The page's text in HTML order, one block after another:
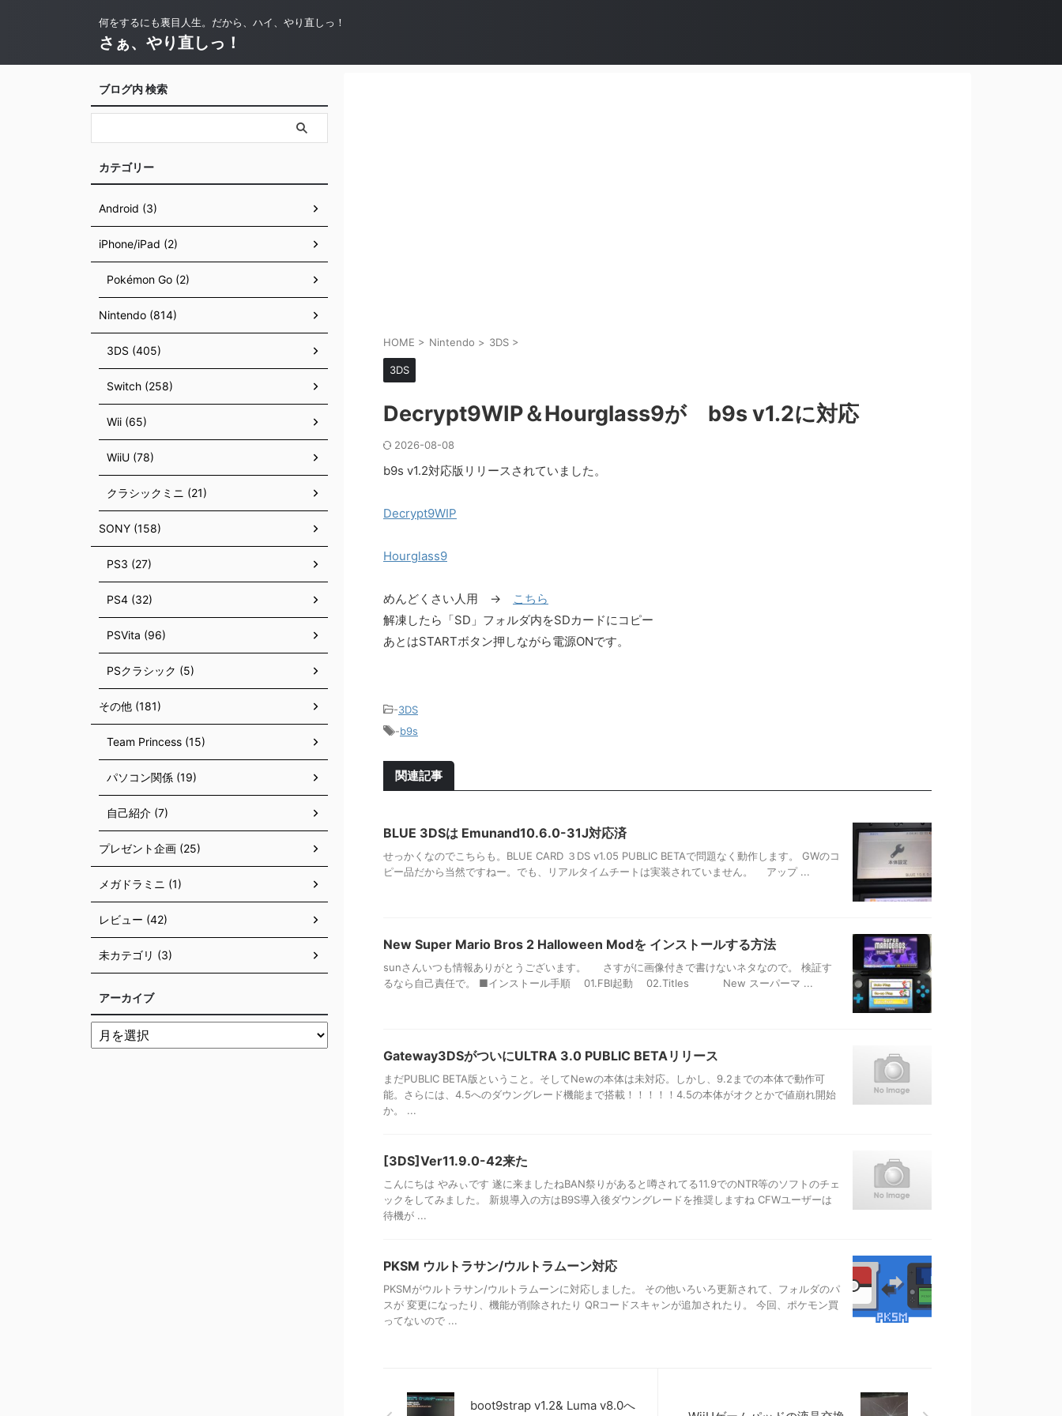
何をするにも裏目人生。だから、ハイ、やり直しっ！
さぁ、やり直しっ！
HOME > Nintendo > 3DS >
3DS
Decrypt9WIP＆Hourglass9が b9s v1.2に対応
2026-08-08
b9s v1.2対応版リリースされていました。
Decrypt9WIP
Hourglass9
めんどくさい人用 →
こちら
解凍したら「SD」フォルダ内をSDカードにコピー
あとはSTARTボタン押しながら電源ONです。
-3DS
-b9s
関連記事
BLUE 3DSは Emunand10.6.0-31J対応済
せっかくなのでこちらも。BLUE CARD ３DS v1.05 PUBLIC BETAで問題なく動作します。 GWのコ
ピー品だから当然ですねー。でも、リアルタイムチートは実装されていません。 アップ ...
New Super Mario Bros 2 Halloween Modを インストールする方法
sunさんいつも情報ありがとうございます。 さすがに画像付きで書けないネタなので。 検証す
るなら自己責任で。 ■インストール手順 01.FBI起動 02.Titles New スーパーマ ...
Gateway3DSがついにULTRA 3.0 PUBLIC BETAリリース
まだPUBLIC BETA版ということ。そしてNewの本体は未対応。しかし、9.2までの本体で動作可
能。さらには、4.5へのダウングレード機能まで搭載！！！！！4.5の本体がオクとかで値崩れ開始
か。 ...
[3DS]Ver11.9.0-42来た
こんにちは やみぃです 遂に来ましたねBAN祭りがあると噂されてる11.9でのNTR等のソフトのチェ
ックをしてみました。 新規導入の方はB9S導入後ダウングレードを推奨しますね CFWユーザーは
待機が ...
PKSM ウルトラサン/ウルトラムーン対応
PKSMがウルトラサン/ウルトラムーンに対応しました。 その他いろいろ更新されて、フォルダのパ
スが 変更になったり、機能が削除されたり QRコードスキャンが追加されたり。 今回、ポケモン買
ってないので ...
boot9strap v1.2& Luma v8.0へ
ブログ内 検索
カテゴリー
Android (3)
iPhone/iPad (2)
Pokémon Go (2)
Nintendo (814)
3DS (405)
Switch (258)
Wii (65)
WiiU (78)
クラシックミニ (21)
SONY (158)
PS3 (27)
PS4 (32)
PSVita (96)
PSクラシック (5)
その他 (181)
Team Princess (15)
パソコン関係 (19)
自己紹介 (7)
プレゼント企画 (25)
メガドラミニ (1)
レビュー (42)
未カテゴリ (3)
アーカイブ